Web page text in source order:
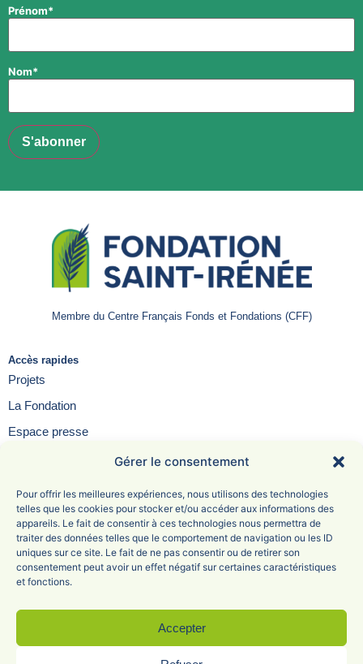
Gérer le consentement
Pour offrir les meilleures expériences, nous utilisons des technologies
telles que les cookies pour stocker et/ou accéder aux informations des
appareils. Le fait de consentir à ces technologies nous permettra de
traiter des données telles que le comportement de navigation ou les ID
uniques sur ce site. Le fait de ne pas consentir ou de retirer son
consentement peut avoir un effet négatif sur certaines caractéristiques
et fonctions.
Accepter
Prénom*
Nom*
Accès rapides
Projets
La Fondation
Espace presse
Membre du Centre Français Fonds et Fondations (CFF)
Fondation Saint-Irénée
6 Avenue Adolphe Max